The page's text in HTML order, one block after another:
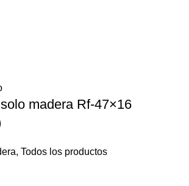
madera Rf-47×16
, Todos los productos